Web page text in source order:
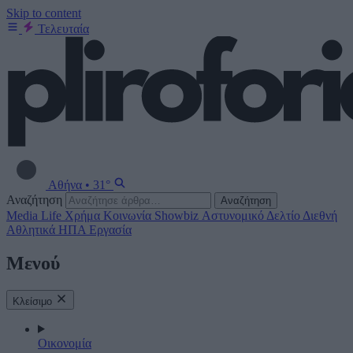
Skip to content
Τελευταία
Αθήνα • 31°
Αναζήτηση
Αναζήτηση
Media Life Χρήμα Κοινωνία Showbiz Αστυνομικό Δελτίο Διεθνή
Αθλητικά ΗΠΑ Εργασία
Μενού
Κλείσιμο
Οικονομία